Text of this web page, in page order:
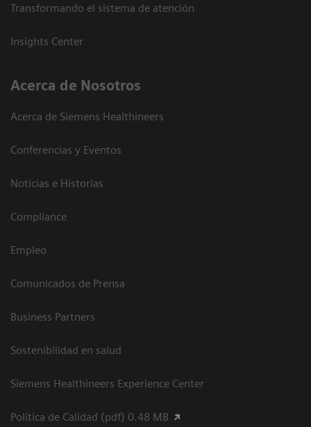
Transformando el sistema de atención
Insights Center
Acerca de Nosotros
Acerca de Siemens Healthineers
Conferencias y Eventos
Noticias e Historias
Compliance
Empleo
Comunicados de Prensa
Business Partners
Sostenibilidad en salud
Siemens Healthineers Experience Center
Política de Calidad (pdf) 0.48 MB